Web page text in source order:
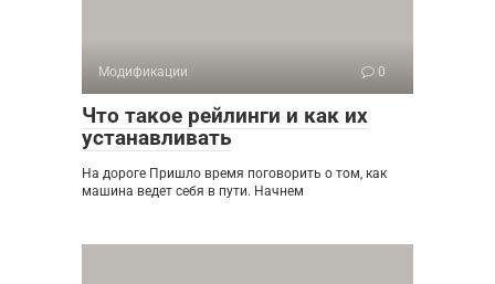
Модификации 0
Что такое рейлинги и как их
устанавливать
На дороге Пришло время поговорить о том, как
машина ведет себя в пути. Начнем